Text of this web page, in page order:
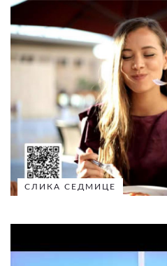
СЛИКА СЕДМИЦЕ